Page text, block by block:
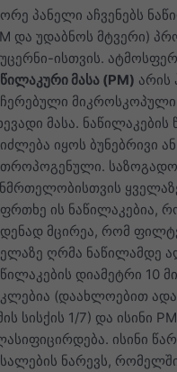
პანელი აჩვენებს
და უდაბნოს მტვერი)
ისთვის.
მასა (PM) არის
მიკროსკოპული
მასა. ნაწილაკების
იყოს ბუნებრივი ან
ის ნაწილაკებია,
მცირეა, რომ
ღრმა ნაწილამდე
დიამეტრი 10
(დაახლოებით
სისქის 1/7) და ისინი
ისინი
ნარევს,